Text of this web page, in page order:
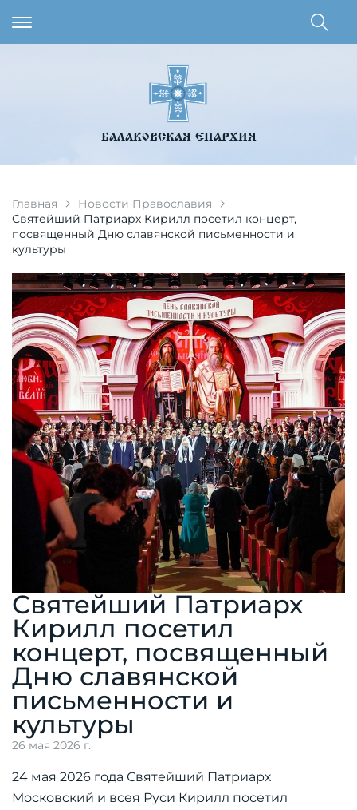
БАЛАКОВСКАЯ ЕПАРХИЯ
Главная
Новости Православия
Святейший Патриарх Кирилл посетил концерт,
посвященный Дню славянской письменности и
культуры
Святейший Патриарх
Кирилл посетил
концерт, посвященный
Дню славянской
письменности и
культуры
26 мая 2026 г.
24 мая 2026 года Святейший Патриарх
Московский и всея Руси Кирилл посетил